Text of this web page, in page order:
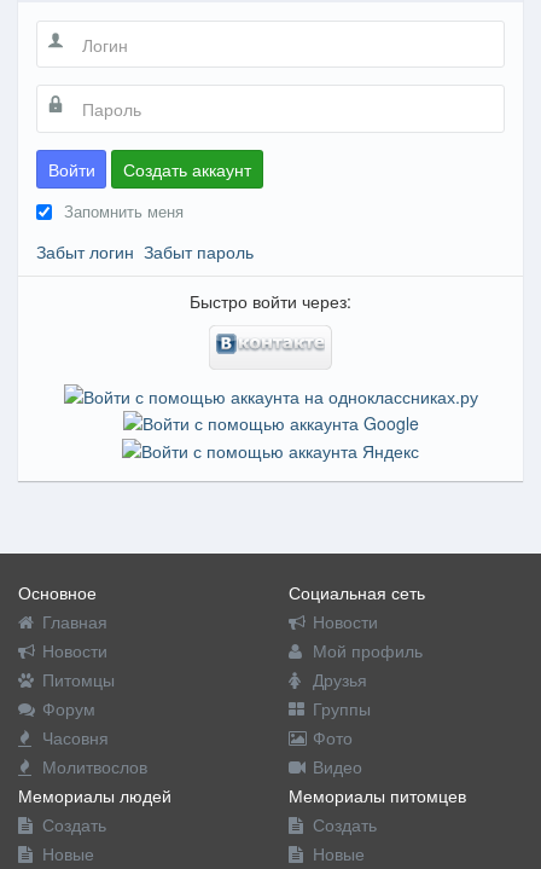
Войти Создать аккаунт
Запомнить меня
Забыт логин Забыт пароль
Быстро войти через:
Основное
Главная
Новости
Питомцы
Форум
Часовня
Молитвослов
Социальная сеть
Новости
Мой профиль
Друзья
Группы
Фото
Видео
Мемориалы людей
Создать
Новые
Мемориалы питомцев
Создать
Новые